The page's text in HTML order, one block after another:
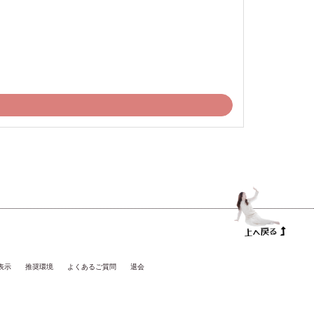
示 推奨環境 よくあるご質問 退会